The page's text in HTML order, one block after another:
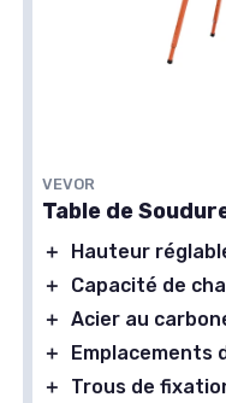
VEVOR
Table de
＋ Hauteur
＋
Capacité de
＋ Acier au
＋
Emplacements
＋
Trous de